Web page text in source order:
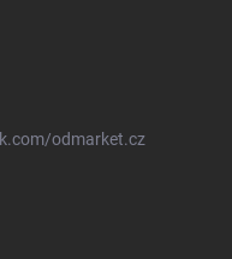
odmarket.cz